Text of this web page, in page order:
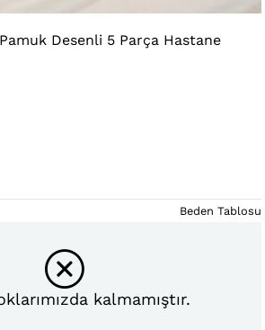
Desenli 5 Parça Hastane
kalmamıştır.
Beden Tablosu